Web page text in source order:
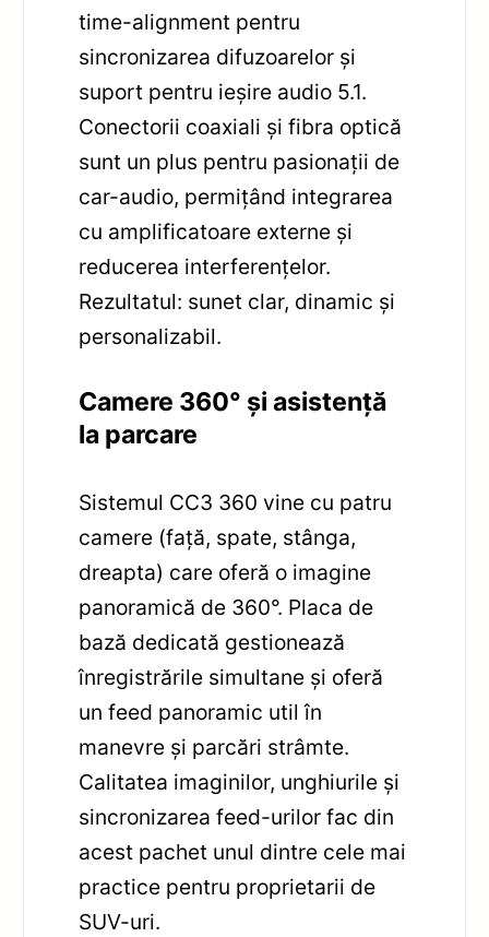
time-alignment pentru
sincronizarea difuzoarelor și
suport pentru ieșire audio 5.1.
Conectorii coaxiali și fibra optică
sunt un plus pentru pasionații de
car-audio, permițând integrarea
cu amplificatoare externe și
reducerea interferențelor.
Rezultatul: sunet clar, dinamic și
personalizabil.
Camere 360° și asistență
la parcare
Sistemul CC3 360 vine cu patru
camere (față, spate, stânga,
dreapta) care oferă o imagine
panoramică de 360°. Placa de
bază dedicată gestionează
înregistrările simultane și oferă
un feed panoramic util în
manevre și parcări strâmte.
Calitatea imaginilor, unghiurile și
sincronizarea feed-urilor fac din
acest pachet unul dintre cele mai
practice pentru proprietarii de
SUV-uri.